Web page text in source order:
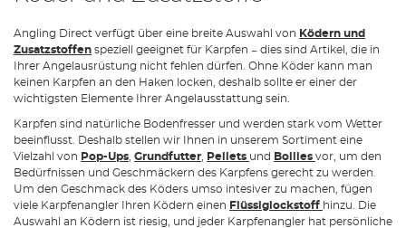
Angling Direct verfügt über eine breite Auswahl von Ködern und
Zusatzstoffen speziell geeignet für Karpfen − dies sind Artikel, die in
Ihrer Angelausrüstung nicht fehlen dürfen. Ohne Köder kann man
keinen Karpfen an den Haken locken, deshalb sollte er einer der
wichtigsten Elemente Ihrer Angelausstattung sein.
Karpfen sind natürliche Bodenfresser und werden stark vom Wetter
beeinflusst. Deshalb stellen wir Ihnen in unserem Sortiment eine
Vielzahl von Pop-Ups Grundfutter Pellets und Boilies vor, um den
Bedürfnissen und Geschmäckern des Karpfens gerecht zu werden.
Um den Geschmack des Köders umso intesiver zu machen, fügen
viele Karpfenangler Ihren Ködern einen Flüssiglockstoff hinzu. Die
Auswahl an Ködern ist riesig, und jeder Karpfenangler hat persönliche